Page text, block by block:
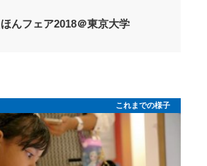
んフェア2018＠東京大学
これまでの様子